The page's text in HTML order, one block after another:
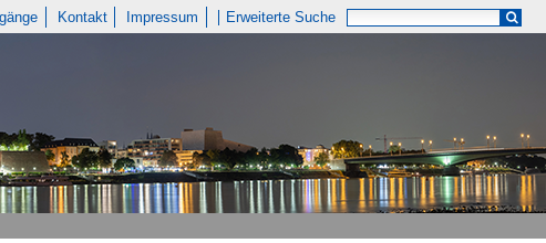
Kontakt Impressum Erweiterte Suche